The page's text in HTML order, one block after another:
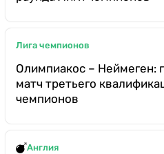
Лига чемпионов
Олимпиакос – Неймеген:
матч третьего
чемпионов
Англия